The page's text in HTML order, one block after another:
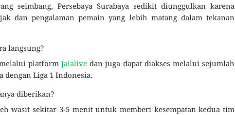
seimbang, Persebaya Surabaya sedikit diunggulkan karena
dan pengalaman pemain yang lebih matang dalam tekanan
langsung?
platform Jalalive dan juga dapat diakses melalui sejumlah
dengan Liga 1 Indonesia.
diberikan?
wasit sekitar 3-5 menit untuk memberi kesempatan kedua tim